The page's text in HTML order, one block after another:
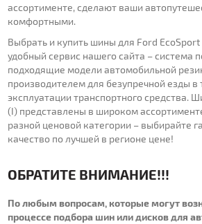
ассортименте, сделают ваши
комфортными.
Выбрать и купить шины для Ford
удобный сервис нашего сайта – система
подходящие модели автомобильной
производителем для безупречной езды в
эксплуатации транспортного средства.
(I) представлены в широком
разной ценовой категории – выбирайте
качество по лучшей в регионе цене!
ОБРАТИТЕ ВНИМАНИЕ!!!
По любым вопросам, которые могут
процессе подбора шин или дисков для